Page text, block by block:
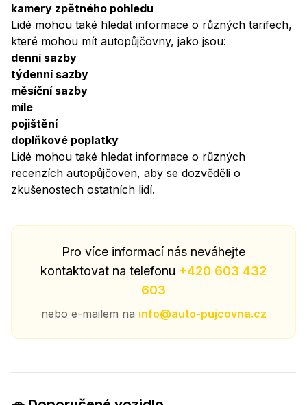
kamery zpětného pohledu
Lidé mohou také hledat informace o různých tarifech,
které mohou mít autopůjčovny, jako jsou:
denní sazby
týdenní sazby
měsíční sazby
míle
pojištění
doplňkové poplatky
Lidé mohou také hledat informace o různých
recenzích autopůjčoven, aby se dozvěděli o
zkušenostech ostatních lidí.
Pro více informací nás neváhejte
kontaktovat na telefonu +420 603 432
603
nebo e-mailem na info@auto-pujcovna.cz